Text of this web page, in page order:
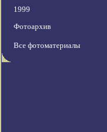
1999
Фотоархив
Все фотоматериалы